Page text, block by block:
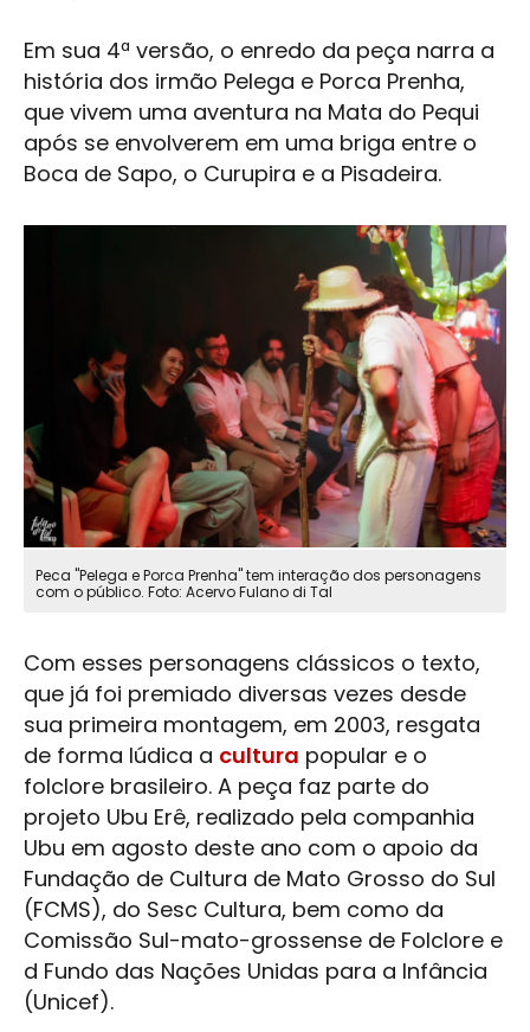
Em sua 4ª versão, o enredo da peça narra a
história dos irmão Pelega e Porca Prenha,
que vivem uma aventura na Mata do Pequi
após se envolverem em uma briga entre o
Boca de Sapo, o Curupira e a Pisadeira.
Peca "Pelega e Porca Prenha" tem interação dos personagens
com o público. Foto: Acervo Fulano di Tal
Com esses personagens clássicos o texto,
que já foi premiado diversas vezes desde
sua primeira montagem, em 2003, resgata
de forma lúdica a cultura popular e o
folclore brasileiro. A peça faz parte do
projeto Ubu Erê, realizado pela companhia
Ubu em agosto deste ano com o apoio da
Fundação de Cultura de Mato Grosso do Sul
(FCMS), do Sesc Cultura, bem como da
Comissão Sul-mato-grossense de Folclore e
d Fundo das Nações Unidas para a Infância
(Unicef).